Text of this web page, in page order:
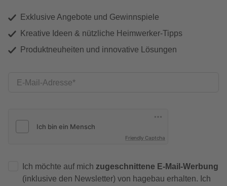
Exklusive Angebote und Gewinnspiele
Kreative Ideen & nützliche Heimwerker-Tipps
Produktneuheiten und innovative Lösungen
E-Mail-Adresse
Friendly Captcha
Ich möchte auf mich zugeschnittene E-Mail-Werbung
(inklusive den Newsletter) von hagebau erhalten. Ich